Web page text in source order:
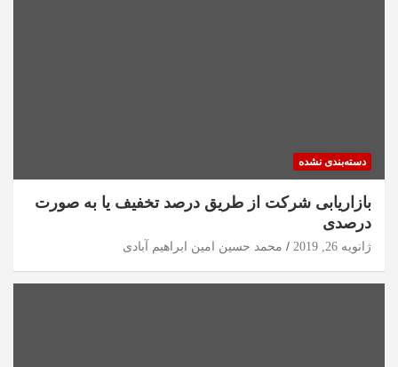
دسته‌بندی نشده
بازاریابی شرکت از طریق درصد تخفیف یا به صورت
درصدی
ژانویه 26, 2019 محمد حسین امین ابراهیم آبادی